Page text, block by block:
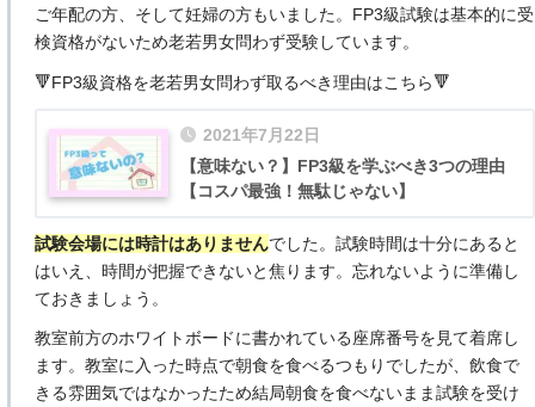
ご年配の方、そして妊婦の方もいました。FP3級試験は基本的に受
検資格がないため老若男女問わず受験しています。
🔻FP3級資格を老若男女問わず取るべき理由はこちら🔻
2021年7月22日
【意味ない？】FP3級を学ぶべき3つの理由
【コスパ最強！無駄じゃない】
試験会場には時計はありませんでした。試験時間は十分にあると
はいえ、時間が把握できないと焦ります。忘れないように準備し
ておきましょう。
教室前方のホワイトボードに書かれている座席番号を見て着席し
ます。教室に入った時点で朝食を食べるつもりでしたが、飲食で
きる雰囲気ではなかったため結局朝食を食べないまま試験を受け